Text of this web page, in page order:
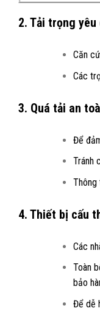
2. Tải trọng yêu
Căn
Các
3. Quá tải an
Để
Tránh
Thông
4. Thiết bị cấu
Các
Toàn
bảo
Để dễ